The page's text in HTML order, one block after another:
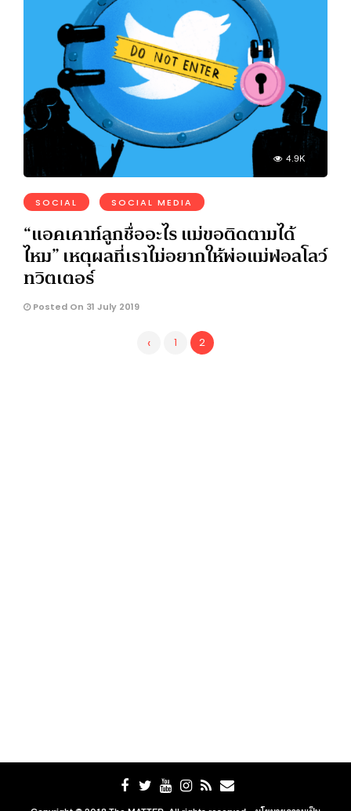
4.9K
SOCIAL SOCIAL MEDIA
“แอคเคาท์ลูกชื่ออะไร แม่ขอติดตามได้
ไหม” เหตุผลที่เราไม่อยากให้พ่อแม่ฟอลโลว์
ทวิตเตอร์
Posted On 31 July 2019
‹ 1 2